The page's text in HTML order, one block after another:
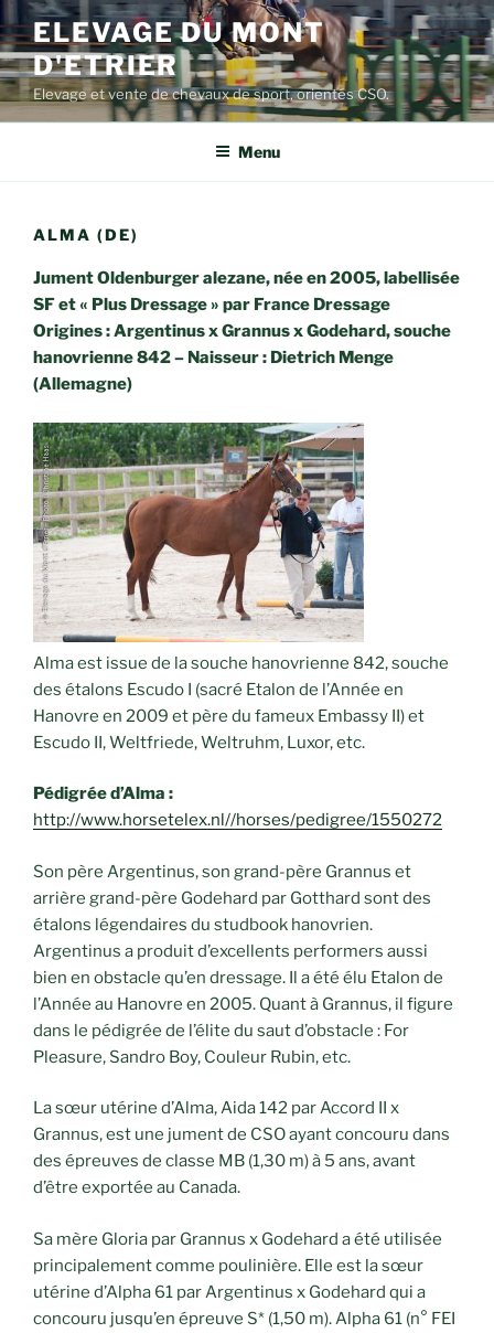
Aller
au
contenu
principal
ELEVAGE DU MONT
D'ETRIER
Elevage et vente de chevaux de sport, orientés CSO.
Menu
ALMA (DE)
Jument Oldenburger alezane, née en 2005, labellisée
SF et « Plus Dressage » par France Dressage
Origines : Argentinus x Grannus x Godehard, souche
hanovrienne 842 – Naisseur : Dietrich Menge
(Allemagne)
Alma est issue de la souche hanovrienne 842, souche
des étalons Escudo I (sacré Etalon de l’Année en
Hanovre en 2009 et père du fameux Embassy II) et
Escudo II, Weltfriede, Weltruhm, Luxor, etc.
Pédigrée d’Alma :
http://www.horsetelex.nl//horses/pedigree/1550272
Son père Argentinus, son grand-père Grannus et
arrière grand-père Godehard par Gotthard sont des
étalons légendaires du studbook hanovrien.
Argentinus a produit d’excellents performers aussi
bien en obstacle qu’en dressage. Il a été élu Etalon de
l’Année au Hanovre en 2005. Quant à Grannus, il figure
dans le pédigrée de l’élite du saut d’obstacle : For
Pleasure, Sandro Boy, Couleur Rubin, etc.
La sœur utérine d’Alma, Aida 142 par Accord II x
Grannus, est une jument de CSO ayant concouru dans
des épreuves de classe MB (1,30 m) à 5 ans, avant
d’être exportée au Canada.
Sa mère Gloria par Grannus x Godehard a été utilisée
principalement comme poulinière. Elle est la sœur
utérine d’Alpha 61 par Argentinus x Godehard qui a
concouru jusqu’en épreuve S* (1,50 m). Alpha 61 (n° FEI